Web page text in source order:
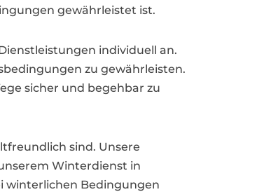
gewährleistet ist.
individuell an.
zu gewährleisten.
sicher und begehbar zu
sind. Unsere
Winterdienst in
winterlichen Bedingungen